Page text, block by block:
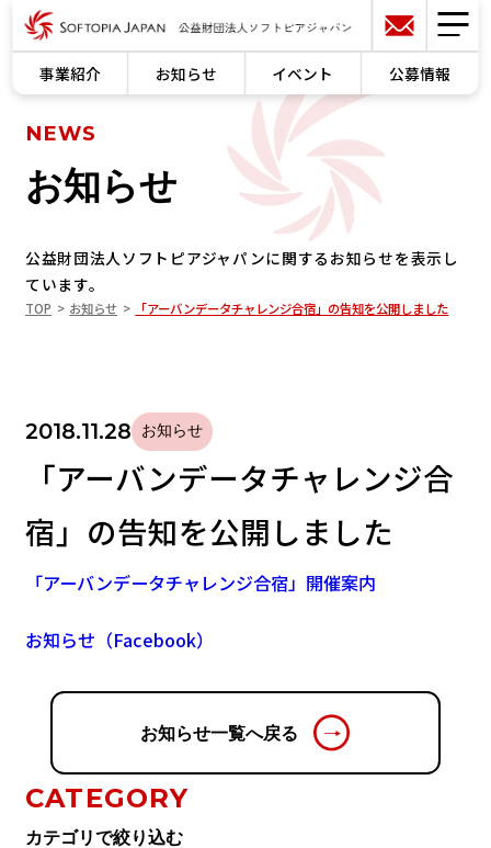
事業紹介 お知らせ イベント 公募情報
NEWS
お知らせ
公益財団法人ソフトピアジャパンに関するお知らせを表示し
ています。
TOP お知らせ 「アーバンデータチャレンジ合宿」の告知を公開しました
CATEGORY
カテゴリで絞り込む
2018.11.28 お知らせ
「アーバンデータチャレンジ合
宿」の告知を公開しました
「アーバンデータチャレンジ合宿」開催案内
お知らせ（Facebook）
お知らせ一覧へ戻る